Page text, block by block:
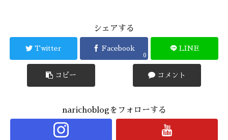
シェアする
Twitter Facebook
0
LINE
コピー コメント
narichoblogをフォローする